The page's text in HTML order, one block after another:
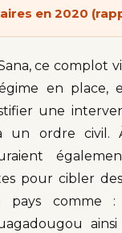
en 2020
ce complot
en place,
une
ordre civil.
pour cibler
pays comme :